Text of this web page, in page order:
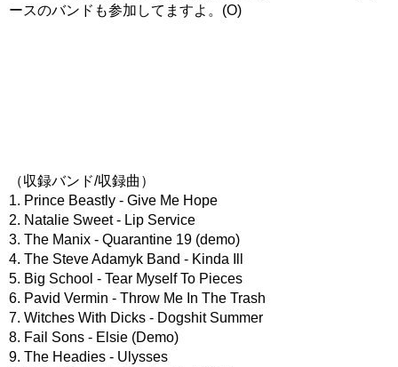
ースのバンドも参加してますよ。(O)
（収録バンド/収録曲）
1. Prince Beastly - Give Me Hope
2. Natalie Sweet - Lip Service
3. The Manix - Quarantine 19 (demo)
4. The Steve Adamyk Band - Kinda Ill
5. Big School - Tear Myself To Pieces
6. Pavid Vermin - Throw Me In The Trash
7. Witches With Dicks - Dogshit Summer
8. Fail Sons - Elsie (Demo)
9. The Headies - Ulysses